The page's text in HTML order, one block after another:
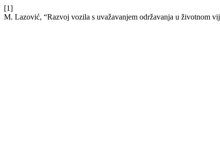
[1]
M. Lazović, “Razvoj vozila s uvažavanjem održavanja u životnom